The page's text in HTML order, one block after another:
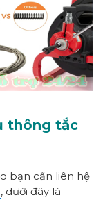
thông tắc
bạn cần liên hệ
, dưới đây là